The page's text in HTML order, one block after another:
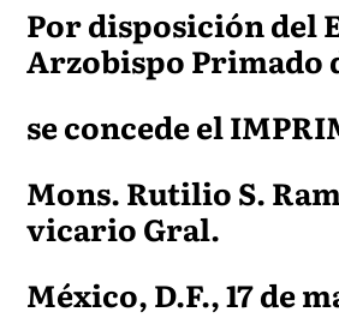
Por disposición del
Arzobispo Primado
se concede el
Mons. Rutilio S.
vicario Gral.
México, D.F., 17 de